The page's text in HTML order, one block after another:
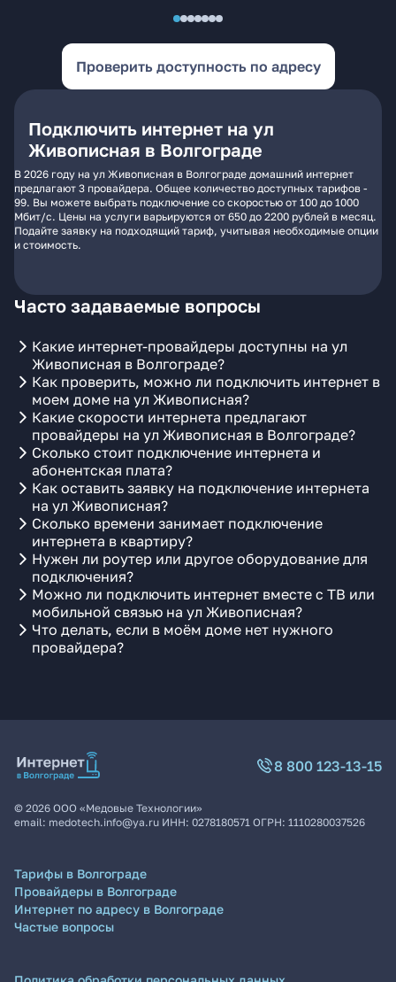
Проверить доступность по адресу
Подключить интернет на ул
Живописная в Волгограде
В 2026 году на ул Живописная в Волгограде домашний интернет
предлагают 3 провайдера. Общее количество доступных тарифов -
99. Вы можете выбрать подключение со скоростью от 100 до 1000
Мбит/с. Цены на услуги варьируются от 650 до 2200 рублей в месяц.
Подайте заявку на подходящий тариф, учитывая необходимые опции
и стоимость.
Часто задаваемые вопросы
Какие интернет-провайдеры доступны на ул
Живописная в Волгограде?
Как проверить, можно ли подключить интернет в
моем доме на ул Живописная?
Какие скорости интернета предлагают
провайдеры на ул Живописная в Волгограде?
Сколько стоит подключение интернета и
абонентская плата?
Как оставить заявку на подключение интернета
на ул Живописная?
Сколько времени занимает подключение
интернета в квартиру?
Нужен ли роутер или другое оборудование для
подключения?
Можно ли подключить интернет вместе с ТВ или
мобильной связью на ул Живописная?
Что делать, если в моём доме нет нужного
провайдера?
8 800 123-13-15
© 2026 ООО «Медовые Технологии»
email: medotech.info@ya.ru ИНН: 0278180571 ОГРН: 1110280037526
Тарифы в Волгограде
Провайдеры в Волгограде
Интернет по адресу в Волгограде
Частые вопросы